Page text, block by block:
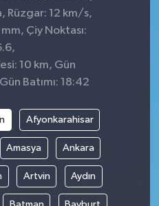
Rüzgar: 12 km/s,
mm, Çiy Noktası:
10 km, Gün
Batımı: 18:42
Afyonkarahisar
Amasya Ankara
Artvin Aydın